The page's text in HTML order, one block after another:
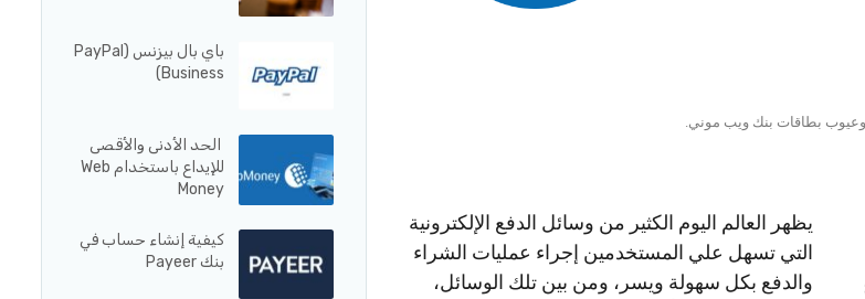
بطاقات بنك ويب موني.
يظهر العالم اليوم الكثير من وسائل الدفع الإلكترونية
التي تسهل علي المستخدمين إجراء عمليات الشراء
والدفع بكل سهولة ويسر، ومن بين تلك الوسائل،
باي بال بيزنس (PayPal
Business)
الحد الأدنى والأقصى
للإيداع باستخدام Web
Money
كيفية إنشاء حساب في
بنك Payeer